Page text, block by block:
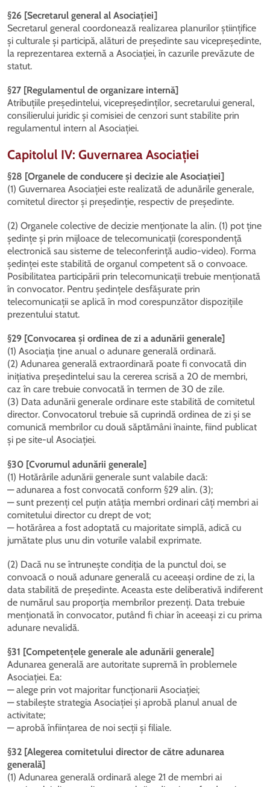
§26 [Secretarul general al Asociației]
Secretarul general coordonează realizarea planurilor științifice
și culturale și participă, alături de președinte sau vicepreședinte,
la reprezentarea externă a Asociației, în cazurile prevăzute de
statut.
§27 [Regulamentul de organizare internă]
Atribuțiile președintelui, vicepreședinților, secretarului general,
consilierului juridic și comisiei de cenzori sunt stabilite prin
regulamentul intern al Asociației.
Capitolul IV: Guvernarea Asociației
§28 [Organele de conducere și decizie ale Asociației]
(1) Guvernarea Asociației este realizată de adunările generale,
comitetul director și președinție, respectiv de președinte.
(2) Organele colective de decizie menționate la alin. (1) pot ține
ședințe și prin mijloace de telecomunicații (corespondență
electronică sau sisteme de teleconferință audio-video). Forma
ședinței este stabilită de organul competent să o convoace.
Posibilitatea participării prin telecomunicații trebuie menționată
în convocator. Pentru ședințele desfășurate prin
telecomunicații se aplică în mod corespunzător dispozițiile
prezentului statut.
§29 [Convocarea și ordinea de zi a adunării generale]
(1) Asociația ține anual o adunare generală ordinară.
(2) Adunarea generală extraordinară poate fi convocată din
inițiativa președintelui sau la cererea scrisă a 20 de membri,
caz în care trebuie convocată în termen de 30 de zile.
(3) Data adunării generale ordinare este stabilită de comitetul
director. Convocatorul trebuie să cuprindă ordinea de zi și se
comunică membrilor cu două săptămâni înainte, fiind publicat
și pe site-ul Asociației.
§30 [Cvorumul adunării generale]
(1) Hotărârile adunării generale sunt valabile dacă:
— adunarea a fost convocată conform §29 alin. (3);
— sunt prezenți cel puțin atâția membri ordinari câți membri ai
comitetului director cu drept de vot;
— hotărârea a fost adoptată cu majoritate simplă, adică cu
jumătate plus unu din voturile valabil exprimate.
(2) Dacă nu se întrunește condiția de la punctul doi, se
convoacă o nouă adunare generală cu aceeași ordine de zi, la
data stabilită de președinte. Aceasta este deliberativă indiferent
de numărul sau proporția membrilor prezenți. Data trebuie
menționată în convocator, putând fi chiar în aceeași zi cu prima
adunare nevalidă.
§31 [Competențele generale ale adunării generale]
Adunarea generală are autoritate supremă în problemele
Asociației. Ea:
— alege prin vot majoritar funcționarii Asociației;
— stabilește strategia Asociației și aprobă planul anual de
activitate;
— aprobă înființarea de noi secții și filiale.
§32 [Alegerea comitetului director de către adunarea
generală]
(1) Adunarea generală ordinară alege 21 de membri ai